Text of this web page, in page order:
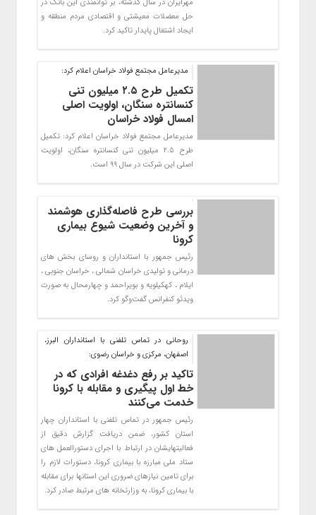
حل معضلات معيشتي و اقتصادي مردم منطقه و
ايجاد اشتغال پايدار تاکيد كرد.
مدیرعامل مجتمع فولاد خراسان اعلام کرد:
تکمیل طرح ۲.۵ میلیون تنی
کنسانتره سنگان، اولویت اصلی
امسال فولاد خراسان
مدیرعامل مجتمع فولاد خراسان اعلام کرد: تکمیل
طرح 2.5 میلیون تنی کنسانتره سنگان، اولویت
اصلی این شرکت در سال ٩٩ است.
بررسی طرح فاصله‌گذاری هوشمند
و آخرین وضعیت شیوع بیماری
کرونا
رئیس جمهور با استانداران و روسای بخش های
درمانی و تولیدی خراسان شمالی ، خراسان جنوبی ،
ایلام ، کهکیلویه و بویراحمد و چهارمحال به صورت
ویدئو کنفرانس گفت‌وگو کرد.
روحانی در تماس تلفنی با استانداران البرز،
اصفهان، مرکزی و خراسان رضوی:
تاکید بر رفع دغدغه افرادی که در
خط اول پیگیری و مقابله با کرونا
خدمت می‌کنند
رئیس جمهور در تماس تلفنی با استانداران چهار
استان کشور، ضمن دریافت گزارش دقیق از
فعالیتهایشان در ارتباط با اجرای دستورالعمل های
ستاد ملی مبارزه با بیماری کرونا، دستورات لازم را
برای تامین نیازهای ضروری این استانها برای مقابله
با بیماری کرونا، به وزارتخانه های مرتبط صادر کرد.